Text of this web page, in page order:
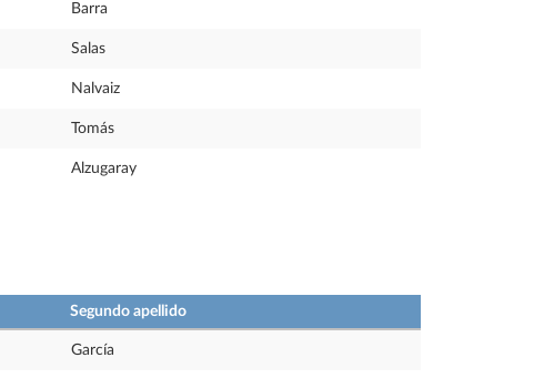
Barra
Salas
Nalvaiz
Tomás
Alzugaray
Segundo apellido
García